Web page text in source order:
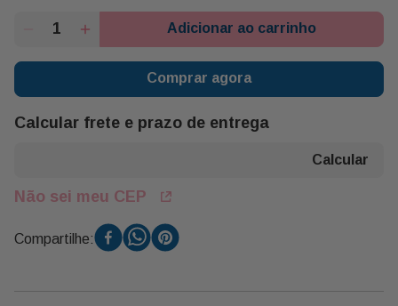
Adicionar ao carrinho
Comprar agora
Calcular frete e prazo de entrega
Não sei meu CEP
Compartilhe: